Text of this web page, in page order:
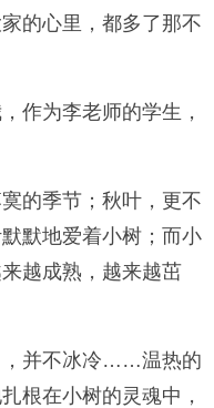
的心里，都多了那不
为李老师的学生，
的季节；秋叶，更不
默地爱着小树；而小
越成熟，越来越茁
并不冰冷……温热的
根在小树的灵魂中，